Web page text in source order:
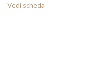
Vedi scheda